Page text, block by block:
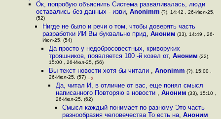
Ок, попробую объяснить Система разваливалась, люди
оставались без данных - изви, Anonimm (?), 14:42 , 26-Июл-25,
(52)
Нигде не было и речи о том, чтобы доверять часть
разработки ИИ Вы буквально прид, Аноним (33), 14:49 , 26-
Июл-25, (54)
Да просто у недобросовестных, криворуких
трояшников, появляется 100 -й козел от,Аноним (22),
15:00 , 26-Июл-25, (56)
Вы текст новости хотя бы читали ,Anonimm (?), 15:00 ,
26-Июл-25, (57) –2
Да, читал И, в отличие от вас, еще понял смысл
написанного Повторяю в новости , Аноним (33), 15:10 ,
26-Июл-25, (62)
Смысл каждый понимает по разному Это часть
разнообразия человечества То есть на, Аноним